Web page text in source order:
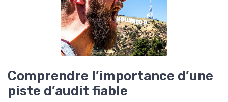
Comprendre l’importance d’une
piste d’audit fiable